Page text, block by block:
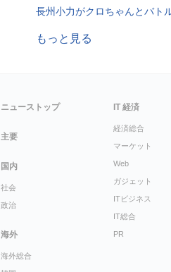
長州小力がクロちゃんとバト
もっと見る
ニューストップ
主要
国内
社会
政治
海外
海外総合
IT 経済
経済総合
マーケット
Web
ガジェット
ITビジネス
IT総合
PR